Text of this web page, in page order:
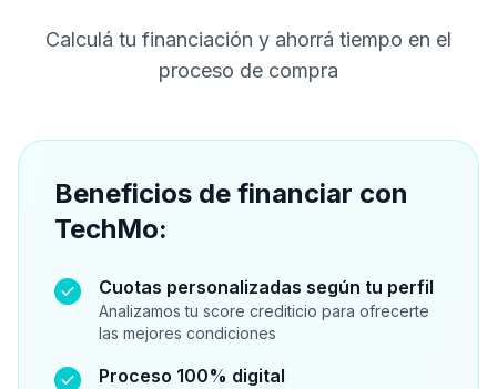
Calculá tu financiación y ahorrá tiempo en el
proceso de compra
Beneficios de financiar con
TechMo:
Cuotas personalizadas según tu perfil
Analizamos tu score crediticio para ofrecerte
las mejores condiciones
Proceso 100% digital